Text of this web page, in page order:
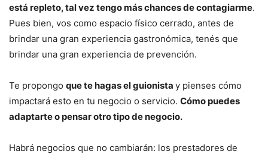
está repleto, tal vez tengo más chances de contagiarme.
Pues bien, vos como espacio físico cerrado, antes de
brindar una gran experiencia gastronómica, tenés que
brindar una gran experiencia de prevención.
Te propongo que te hagas el guionista y pienses cómo
impactará esto en tu negocio o servicio. Cómo puedes
adaptarte o pensar otro tipo de negocio.
Habrá negocios que no cambiarán: los prestadores de